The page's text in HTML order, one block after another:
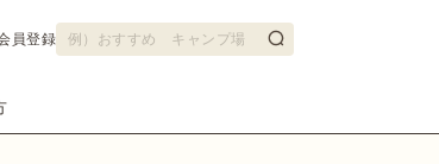
員登録